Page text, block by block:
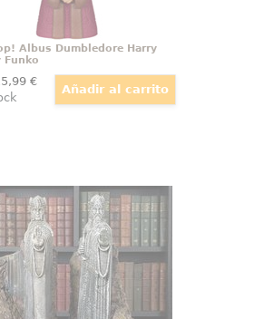
Albus Dumbledore Harry
Funko
,99€
Argonath El Señor de
los Anillos
tu colección literaria
conjunto de
de "El Señor de los
- Argonath. Este par de
meticulosamente
en resina y pintados a
mano